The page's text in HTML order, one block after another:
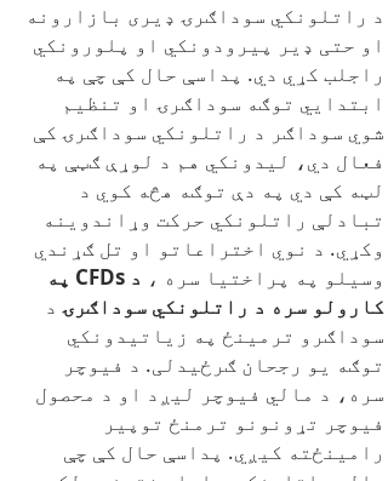
د راتلونکي سوداګرۍ ډیری بازارونه
او حتی ډیر پیرودونکي او پلورونکي
راجلب کړي دي. پداسې حال کې چې په
ابتدايي توګه سوداګرۍ او تنظیم
شوي سوداګر د راتلونکي سوداګرۍ کې
فعال دي، لیدونکي هم د لوړې ګټې په
لټه کې دي په دې توګه هڅه کوي د
تبادلې راتلونکي حرکت وړاندوینه
وکړي. د نوي اختراعاتو او تل ګړندي
وسیلو په پراختیا سره ،
د CFDs په
کارولو سره د راتلونکي سوداګرۍ د
سوداګرو ترمینځ په زیاتیدونکي
توګه یو رجحان ګرځیدلی. د فیوچر
سره، د مالي فیوچر لیږد او د محصول
فیوچر تړونونو ترمنځ توپیر
رامینځته کیږي. پداسې حال کې چې